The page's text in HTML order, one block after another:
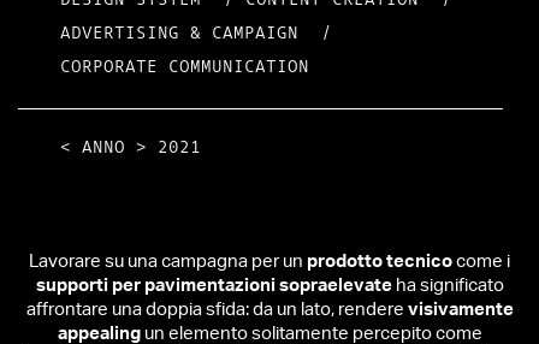
ADVERTISING & CAMPAIGN
/
CORPORATE COMMUNICATION
< ANNO > 2021
Lavorare su una campagna per un prodotto tecnico come i
supporti per pavimentazioni sopraelevateha significato
affrontare una doppia sfida: da un lato, rendere visivamente
appealingun elemento solitamente percepito come